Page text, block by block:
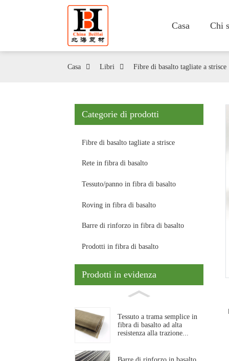
Casa Chi
Casa Libri Fibre di basalto tagliate a strisce
Categorie di prodotti
Fibre di basalto tagliate a strisce
Rete in fibra di basalto
Tessuto/panno in fibra di basalto
Roving in fibra di basalto
Barre di rinforzo in fibra di basalto
Prodotti in fibra di basalto
Prodotti in evidenza
Tessuto a trama semplice in
fibra di basalto ad alta
resistenza alla trazione...